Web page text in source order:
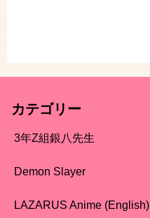
カテゴリー
3年Z組銀八先生
Demon Slayer
LAZARUS Anime (English)